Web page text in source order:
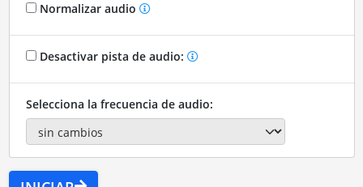
Normalizar audio
Desactivar pista de audio:
Selecciona la frecuencia de audio: